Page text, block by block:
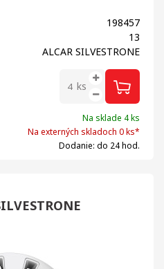
198457
13
ALCAR SILVESTRONE
ks
Na sklade 4 ks
Na externých skladoch 0 ks*
Dodanie: do 24 hod.